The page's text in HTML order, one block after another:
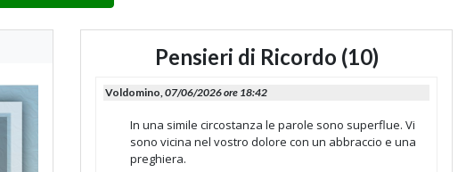
Pensieri di Ricordo (10)
Voldomino,07/06/2026 ore 18:42
In una simile circostanza le parole sono superflue. Vi
sono vicina nel vostro dolore con un abbraccio e una
preghiera.